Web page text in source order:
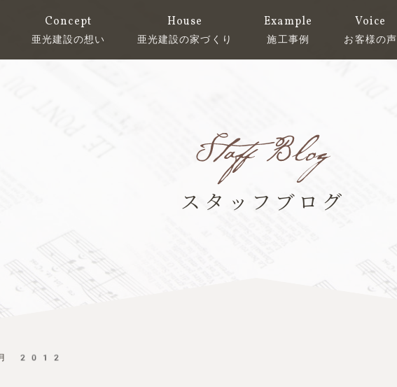
亜光建設の想い
Concept
亜光建設の家づくり
House
施工事例
Example
お客様の声
Voice
スタッフブログ
1月 2012